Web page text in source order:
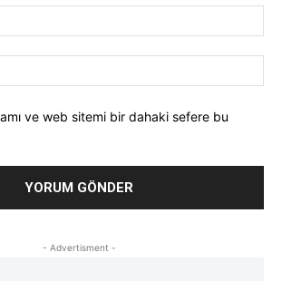
ve web sitemi bir dahaki sefere bu
- Advertisment -